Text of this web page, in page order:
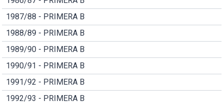
1987/88 - PRIMERA B
1988/89 - PRIMERA B
1989/90 - PRIMERA B
1990/91 - PRIMERA B
1991/92 - PRIMERA B
1992/93 - PRIMERA B